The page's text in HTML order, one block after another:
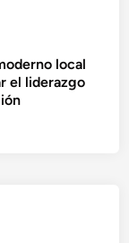
local
el liderazgo